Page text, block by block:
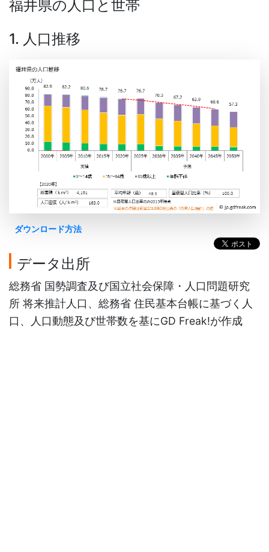
福井県の人口と世帯
1. 人口推移
ダウンロード方法
データ出所
総務省 国勢調査及び国立社会保障・人口問題研究
所 将来推計人口、総務省 住民基本台帳に基づく人
口、人口動態及び世帯数を基にGD Freak!が作成